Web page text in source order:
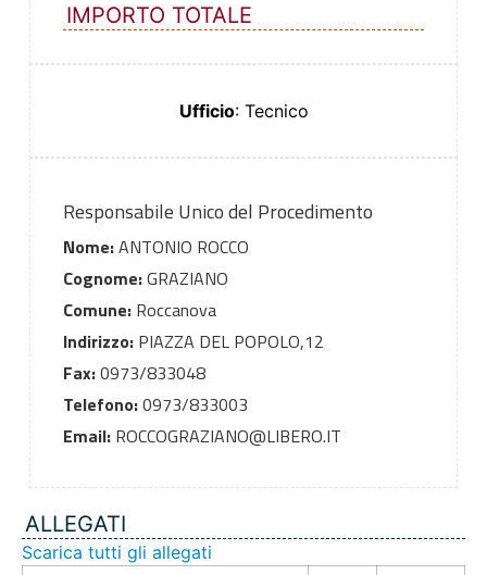
IMPORTO TOTALE
Ufficio: Tecnico
Responsabile Unico del Procedimento
Nome:ANTONIO ROCCO
Cognome:GRAZIANO
Comune:Roccanova
Indirizzo:PIAZZA DEL POPOLO,12
Fax:0973/833048
Telefono:0973/833003
Email:ROCCOGRAZIANO@LIBERO.IT
ALLEGATI
Scarica tutti gli allegati